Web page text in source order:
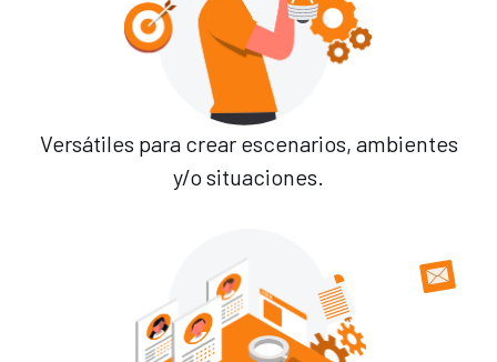
Versátiles para crear escenarios, ambientes
y/o situaciones.